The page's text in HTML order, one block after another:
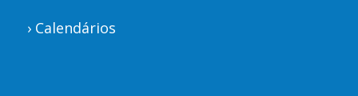
› Calendários